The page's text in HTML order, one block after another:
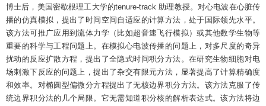
博士后，美国密歇根理工大学的tenure-track 助理教授。 对心电波在心脏传
播的仿真模拟，提出了时间空间自适应的计算方法，处于国际领先水平。
该方法可推广应用到流体力学（比如超音速飞行模拟）或其他数学生物等
重要的科学与工程问题上。在模拟心电波传播的问题上，对多尺度的奇异
扰动的反应扩散方程，提出了全隐式时间积分方法。在研究生物细胞对电
场刺激下反应的问题上，提出了杂交有限元方法，显著提高了计算精确度
和效率。对椭圆型偏微分方程提出了无核边界积分方法。该方法克服了传
统边界积分法的几个局限。它无需知道积分核的解析表达式。该方法将边